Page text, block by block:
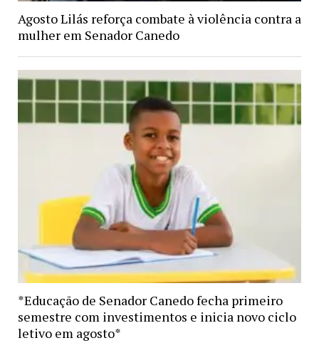
Agosto Lilás reforça combate à violência contra a
mulher em Senador Canedo
*Educação de Senador Canedo fecha primeiro
semestre com investimentos e inicia novo ciclo
letivo em agosto*